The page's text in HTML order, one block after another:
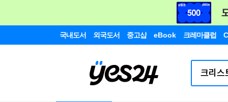
국내도서 외국도서 중고샵 eBook 크레마클럽